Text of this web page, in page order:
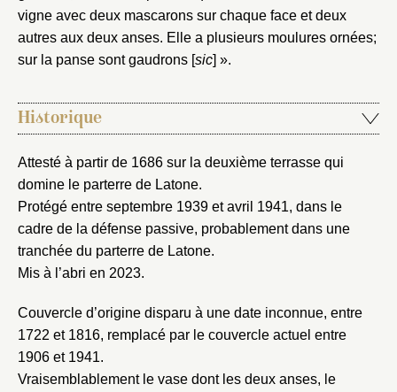
vigne avec deux mascarons sur chaque face et deux
autres aux deux anses. Elle a plusieurs moulures ornées;
sur la panse sont gaudrons [ sic ] ».
Historique
Attesté à partir de 1686 sur la deuxième terrasse qui
domine le parterre de Latone.
Protégé entre septembre 1939 et avril 1941, dans le
cadre de la défense passive, probablement dans une
tranchée du parterre de Latone.
Mis à l’abri en 2023.
Couvercle d’origine disparu à une date inconnue, entre
1722 et 1816, remplacé par le couvercle actuel entre
1906 et 1941.
Vraisemblablement le vase dont les deux anses, le